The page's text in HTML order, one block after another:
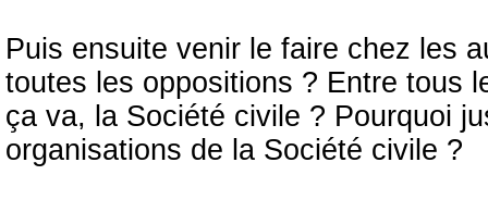
Puis ensuite venir le faire chez les
toutes les oppositions ? Entre tous
ça va, la Société civile ? Pourquoi
organisations de la Société civile ?